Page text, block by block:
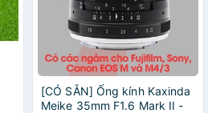
[CÓ SẴN] Ống kính Kaxinda
Meike 35mm F1.6 Mark II -